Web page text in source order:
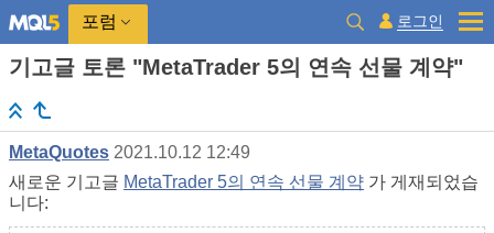
포럼 로그인
기고글 토론 "MetaTrader 5의 연속 선물 계약"
MetaQuotes 2021.10.12 12:49
새로운 기고글 MetaTrader 5의 연속 선물 계약 가 게재되었습
니다: